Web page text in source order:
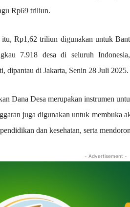
Rp69 triliun.
Rp1,62 triliun digunakan untuk
7.918 desa di seluruh
dipantau di Jakarta, Senin 28 Juli 2025.
Dana Desa merupakan instrumen
juga digunakan untuk membuka
dan kesehatan, serta
- Advertisement -